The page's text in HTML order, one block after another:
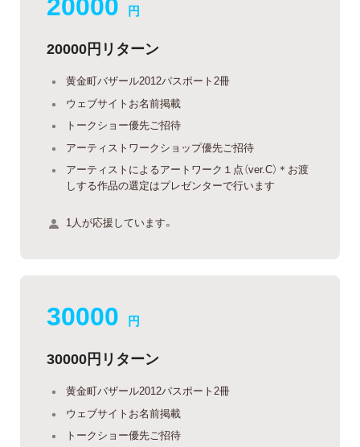
円
20000円リターン
黄金町バザール2012パスポート2冊
ウェブサイトお名前掲載
トークショー優先ご招待
アーティストワークショップ優先ご招待
アーティストによるアートワーク１点（ver.C）＊お渡
しする作品の選定はプレゼンターで行います
1人が応援しています。
30000 円
30000円リターン
黄金町バザール2012パスポート2冊
ウェブサイトお名前掲載
トークショー優先ご招待